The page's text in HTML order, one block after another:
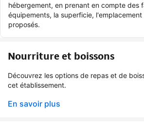
hébergement, en prenant en compte des
équipements, la superficie,
proposés.
Nourriture et boissons
Découvrez les options de repas et de
cet établissement.
En savoir plus